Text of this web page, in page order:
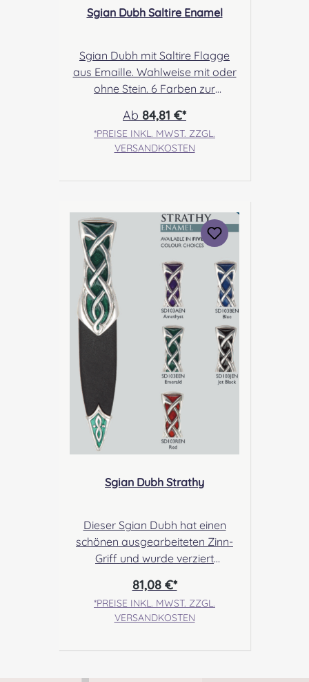
Sgian Dubh Saltire Enamel
Sgian Dubh mit Saltire Flagge
aus Emaille. Wahlweise mit oder
ohne Stein. 6 Farben zur
Produktsicherheit Hersteller: The
Sgian Dubh Company, 37 Kyle
Road, Kyle Estate,
om Verantwortliche Person:
Nieswiec & Zeh Easy Piping &
Gabelsbergerstraße 27, 32425
Minden Kontakt:
kontakt@easypipinganddrummi
ng.com Sicherheitshinweise:
Klinge EU- konform/ stumpf
Verletzungsgefahr,
Verletzungsgefahr durch
unsachgemäßen Gebrauch
Ab 84,81 €*
*PREISE INKL. MWST. ZZGL.
VERSANDKOSTEN
Sgian Dubh Strathy
Dieser Sgian Dubh hat einen
schönen ausgearbeiteten Zinn-
Griff und wurde verziert
und Scheide. Es stehen 5 Farben
zur Auswahl. Angabe zur
Produktsicherheit Hersteller: The
81,08 €*
*PREISE INKL. MWST. ZZGL.
VERSANDKOSTEN